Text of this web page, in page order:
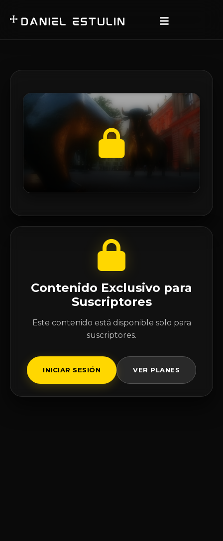
Contenido Exclusivo para
Suscriptores
Este contenido está disponible solo para
suscriptores.
INICIAR SESIÓN VER PLANES